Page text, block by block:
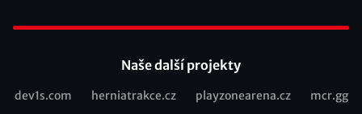
Naše další projekty
dev1s.com herniatrakce.cz playzonearena.cz mcr.gg